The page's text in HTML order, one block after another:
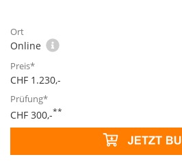
Online
CHF 1.230,-
CHF 300,-**